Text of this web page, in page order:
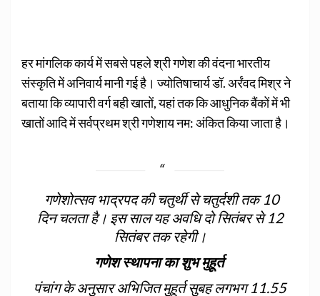
हर मांगलिक कार्य में सबसे पहले श्री गणेश की वंदना भारतीय
संस्कृति में अनिवार्य मानी गई है। ज्योतिषाचार्य डॉ. अर्रंवद मिश्र ने
बताया कि व्यापारी वर्ग बही खातों, यहां तक कि आधुनिक बैंकों में भी
खातों आदि में सर्वप्रथम श्री गणेशाय नम: अंकित किया जाता है।
गणेशोत्सव भाद्रपद की चतुर्थी से चतुर्दशी तक 10
दिन चलता है। इस साल यह अवधि दो सितंबर से 12
सितंबर तक रहेगी।
गणेश स्थापना का शुभ मुहूर्त
पंचांग के अनुसार अभिजित मुहूर्त सुबह लगभग 11.55